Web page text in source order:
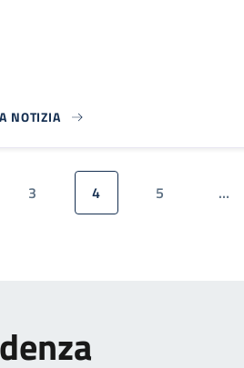
NOTIZIA
Pagina
3 Pagina attuale
4 Pagina
5 …